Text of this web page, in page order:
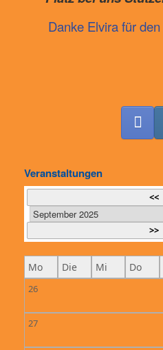
Danke Elvira für
Veranstaltungen
<<
>>
Mo Die Mi Do
26
27